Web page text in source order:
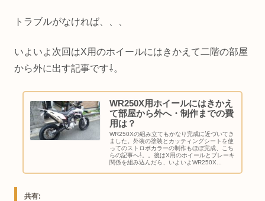
トラブルがなければ、、、
いよいよ次回はX用のホイールにはきかえて二階の部屋
から外に出す記事です⇩。
WR250X用ホイールにはきかえ
て部屋から外へ・制作までの費
用は？
WR250Xの組み立てもかなり完成に近づいてき
ました。外装の塗装とカッティングシートを使
ってのストロボカラーの制作もほぼ完成、こち
らの記事へ⇩。。後はX用のホイールとブレーキ
関係を組み込んだら、いよいよWR250X...
共有: